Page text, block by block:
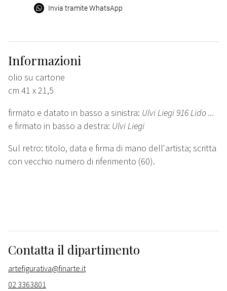
Invia tramite WhatsApp
Informazioni
olio su cartone
cm 41 x 21,5
firmato e datato in basso a sinistra: Ulvi Liegi 916 Lido ...
e firmato in basso a destra: Ulvi Liegi
Sul retro: titolo, data e firma di mano dell'artista; scritta
con vecchio numero di riferimento (60).
Contatta il dipartimento
artefigurativa@finarte.it
02 3363801